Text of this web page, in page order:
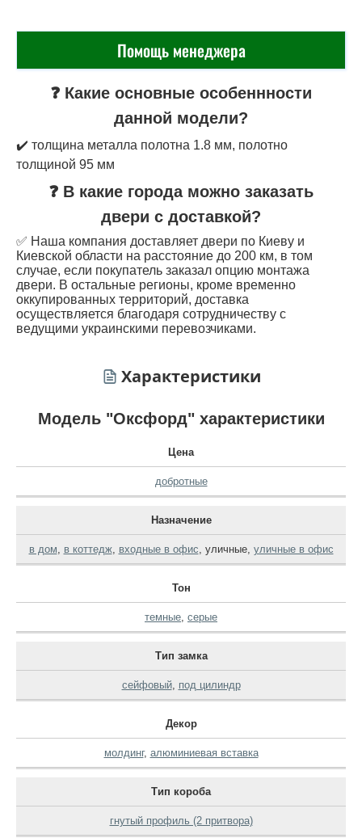
Помощь менеджера
❓ Какие основные особеннности
данной модели?
✔️ толщина металла полотна 1.8 мм, полотно
толщиной 95 мм
❓ В какие города можно заказать
двери с доставкой?
✅ Наша компания доставляет двери по Киеву и
Киевской области на расстояние до 200 км, в том
случае, если покупатель заказал опцию монтажа
двери. В остальные регионы, кроме временно
оккупированных территорий, доставка
осуществляется благодаря сотрудничеству с
ведущими украинскими перевозчиками.
Характеристики
Модель "Оксфорд" характеристики
Цена
добротные
Назначение
в дом, в коттедж, входные в офис, уличные, уличные в офис
Тон
темные, серые
Тип замка
сейфовый, под цилиндр
Декор
молдинг, алюминиевая вставка
Тип короба
гнутый профиль (2 притвора)